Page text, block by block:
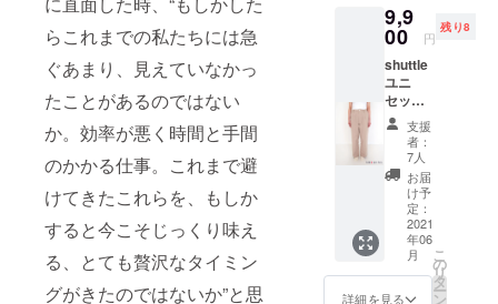
らこれまでの私たちには急
ぐあまり、見えていなかっ
たことがあるのではない
か。効率が悪く時間と手間
のかかる仕事。これまで避
けてきたこれらを、もしか
すると今こそじっくり味え
る、とても贅沢なタイミン
グがきたのではないか”と思
38cm
(サイズ
方によ
り、若
干の誤
差が生
じる場
合がご
ざいま
す。) 生
地の
カッ
ティン
グによ
ご利用
いただ
けま
す。斜
めにつ
いたブ
ランド
タグ
は、
ちょっ
とした
ところ
にも
引っ掛
けられ
てとっ
ても便
用し
た、程
よくワ
イドな
シル
エット
のユニ
セック
スパン
ツ。
チェッ
ク柄や
ストラ
イプ柄
と共通
色を使
用して
9,9
00 円
残り8
shuttle
ユニ
セック
ス ソ
リッド
パンツ
(ベー
ジュ)
サイ
ズ：2
ASSPT
002
シャト
ルコッ
支援
者：
7人
お届
け予
定：
2021
年06
月
詳細を見る
こ
の
リ
タ
ー
ン